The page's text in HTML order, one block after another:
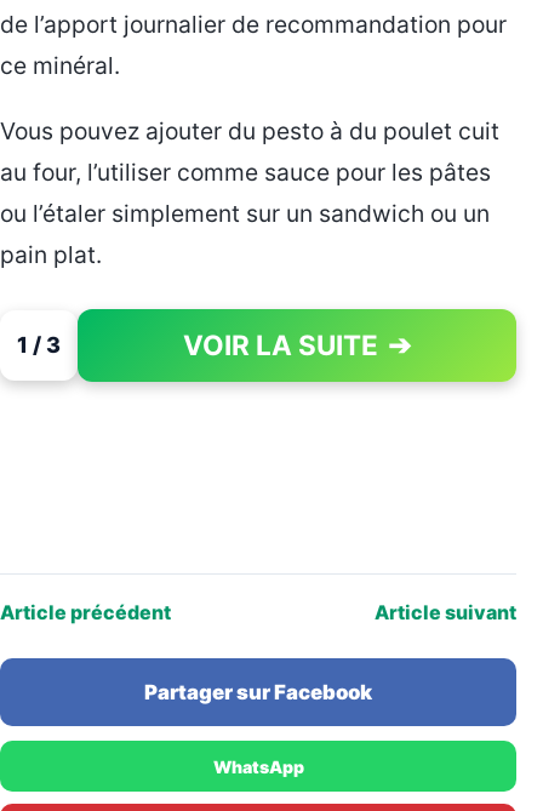
de l’apport journalier de recommandation pour
ce minéral.
Vous pouvez ajouter du pesto à du poulet cuit
au four, l’utiliser comme sauce pour les pâtes
ou l’étaler simplement sur un sandwich ou un
pain plat.
1 / 3 VOIR LA SUITE ➔
PAGE 1 OF 3
Article précédent Article suivant
Partager sur Facebook
WhatsApp